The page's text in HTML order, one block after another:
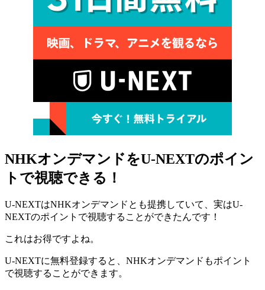
NHKオンデマンドをU-NEXTのポイン
トで視聴できる！
U-NEXTはNHKオンデマンドとも提携していて、実はU-
NEXTのポイントで視聴することができたんです！
これはお得ですよね。
U-NEXTに無料登録すると、NHKオンデマンドもポイント
で視聴することができます。